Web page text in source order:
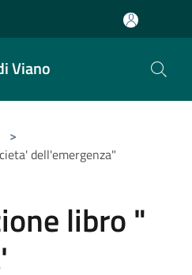
Viano
>
dell'emergenza"
libro "